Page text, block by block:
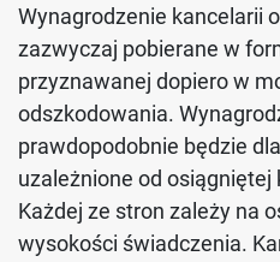
Wynagrodzenie kancelarii
zazwyczaj pobierane w
przyznawanej dopiero w
odszkodowania.
prawdopodobnie będzie
uzależnione od
Każdej ze stron zależy na
wysokości świadczenia.